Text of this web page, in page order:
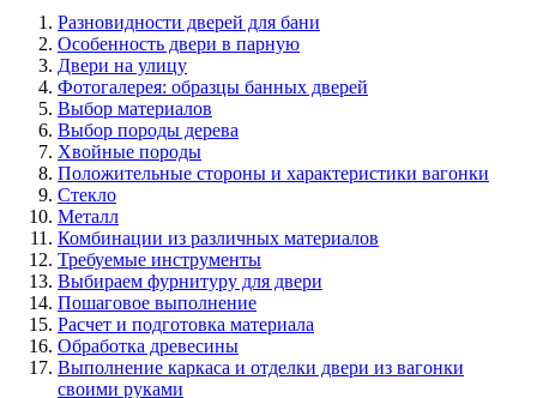
Разновидности дверей для бани
Особенность двери в парную
Двери на улицу
Фотогалерея: образцы банных дверей
Выбор материалов
Выбор породы дерева
Хвойные породы
Положительные стороны и характеристики вагонки
Стекло
Металл
Комбинации из различных материалов
Требуемые инструменты
Выбираем фурнитуру для двери
Пошаговое выполнение
Расчет и подготовка материала
Обработка древесины
Выполнение каркаса и отделки двери из вагонки
своими руками